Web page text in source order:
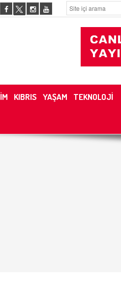
KIBRIS YAŞAM TEKNOLOJİ